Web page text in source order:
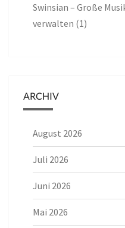
Swinsian – Große
verwalten (1)
ARCHIV
August 2026
Juli 2026
Juni 2026
Mai 2026